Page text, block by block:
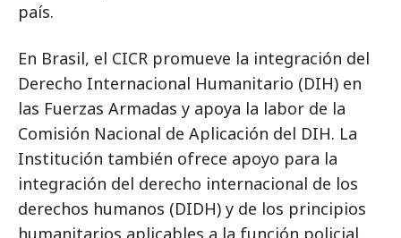
país.
En Brasil, el CICR promueve la integración del
Derecho Internacional Humanitario (DIH) en
las Fuerzas Armadas y apoya la labor de la
Comisión Nacional de Aplicación del DIH. La
Institución también ofrece apoyo para la
integración del derecho internacional de los
derechos humanos (DIDH) y de los principios
humanitarios aplicables a la función policial.